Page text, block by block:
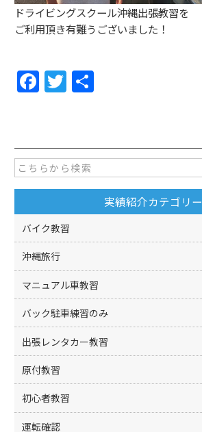
ドライビングスクール沖縄出張教習を
ご利用頂き有難うございました！
F
a
e
b
o
o
k
T
w
er
実績紹介カテゴリー
バイク教習
沖縄旅行
マニュアル車教習
バック駐車練習のみ
出張レンタカー教習
原付教習
初心者教習
運転確認